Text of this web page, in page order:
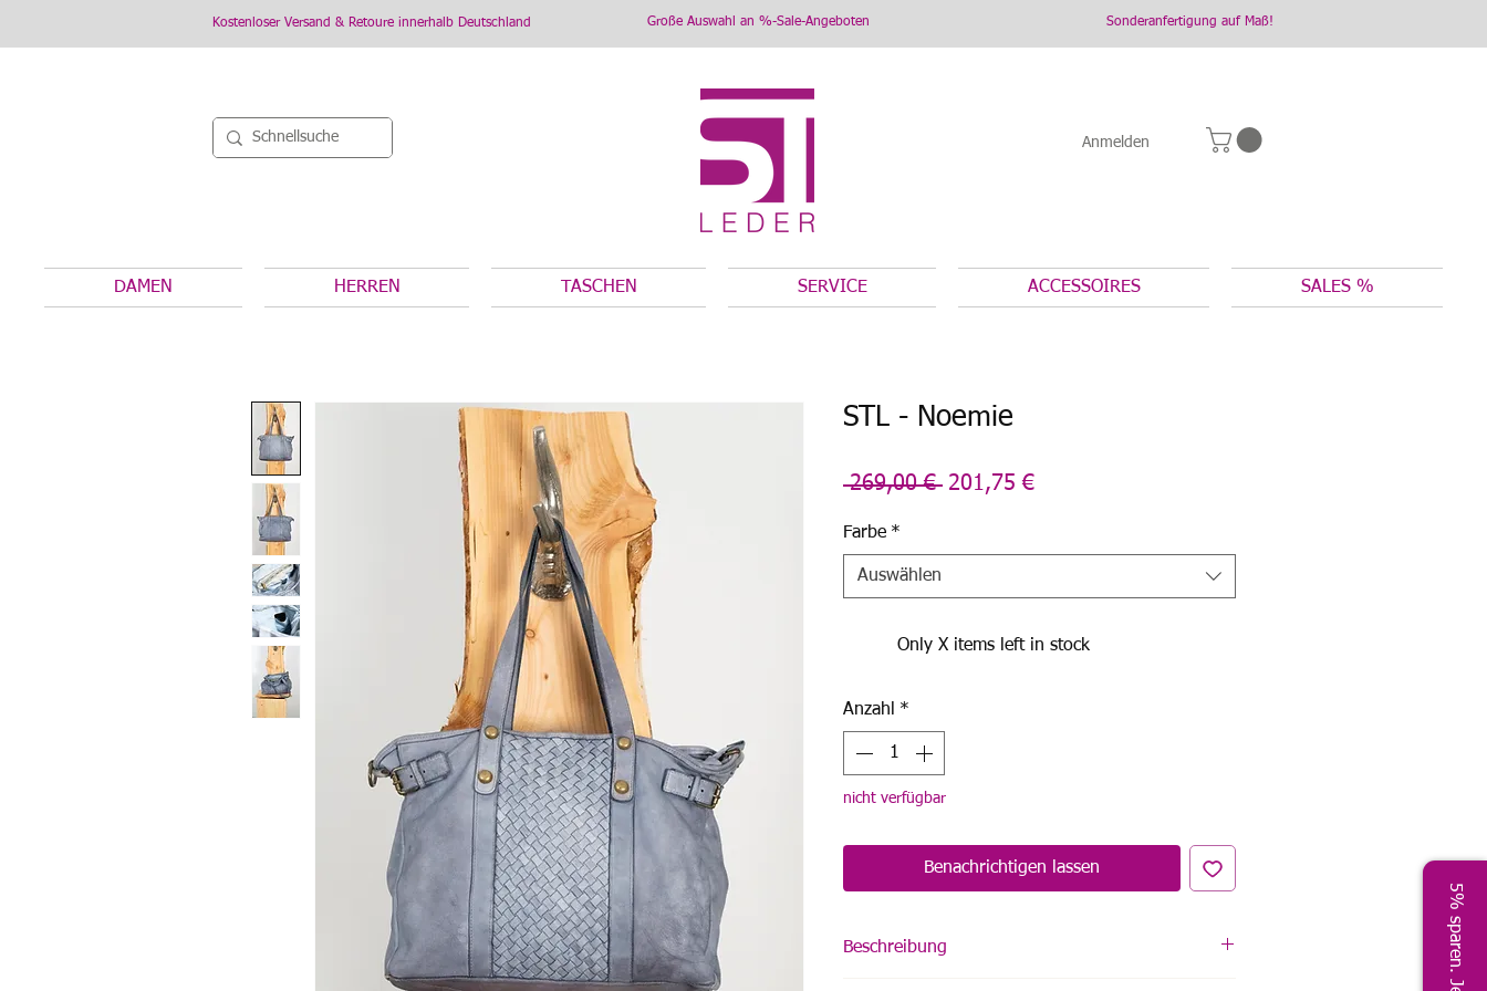
Kostenloser Versand & Retoure innerhalb Deutschland Große Auswahl an %-Sale-Angeboten Sonderanfertigung auf Maß!
Anmelden
DAMEN HERREN TASCHEN SERVICE ACCESSOIRES SALES %
5% sparen. Jetzt!
STL - Noemie
269,00 € Standardpreis
201,75 €Sale-
Farbe *
Auswählen
Only X items left in stock
Anzahl *
nicht verfügbar
Benachrichtigen lassen
Beschreibung